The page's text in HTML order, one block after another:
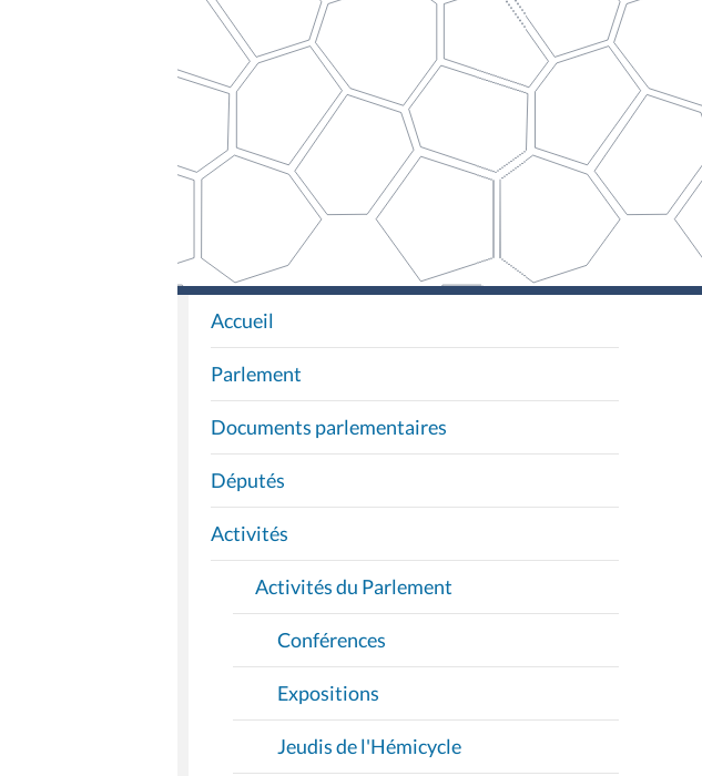
N
A
V
I
G
A
T
I
O
Accueil
Parlement
Documents parlementaires
Députés
Activités
Activités du Parlement
Conférences
Expositions
Jeudis de l'Hémicycle